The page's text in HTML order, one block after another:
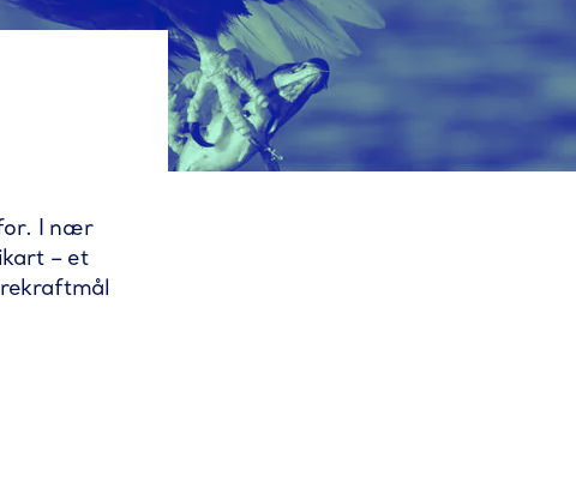
I nær
– et